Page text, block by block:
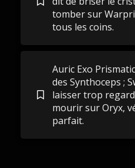
tomber sur
tous les coins.
Auric Exo
des Synthoceps ;
laisser trop
mourir sur Oryx,
parfait.